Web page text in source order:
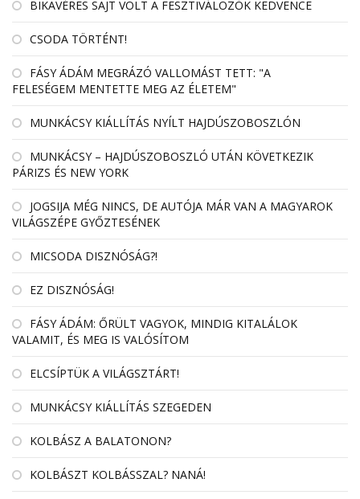
BIKAVÉRES SAJT VOLT A FESZTIVÁLOZÓK KEDVENCE
CSODA TÖRTÉNT!
FÁSY ÁDÁM MEGRÁZÓ VALLOMÁST TETT: "A
FELESÉGEM MENTETTE MEG AZ ÉLETEM"
MUNKÁCSY KIÁLLÍTÁS NYÍLT HAJDÚSZOBOSZLÓN
MUNKÁCSY – HAJDÚSZOBOSZLÓ UTÁN KÖVETKEZIK
PÁRIZS ÉS NEW YORK
JOGSIJA MÉG NINCS, DE AUTÓJA MÁR VAN A MAGYAROK
VILÁGSZÉPE GYŐZTESÉNEK
MICSODA DISZNÓSÁG?!
EZ DISZNÓSÁG!
FÁSY ÁDÁM: ŐRÜLT VAGYOK, MINDIG KITALÁLOK
VALAMIT, ÉS MEG IS VALÓSÍTOM
ELCSÍPTÜK A VILÁGSZTÁRT!
MUNKÁCSY KIÁLLÍTÁS SZEGEDEN
KOLBÁSZ A BALATONON?
KOLBÁSZT KOLBÁSSZAL? NANÁ!